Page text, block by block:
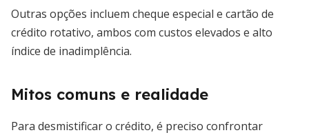
Outras opções incluem cheque especial e cartão de
crédito rotativo, ambos com custos elevados e alto
índice de inadimplência.
Mitos comuns e realidade
Para desmistificar o crédito, é preciso confrontar